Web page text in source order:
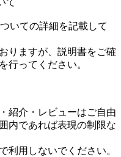
て
いての詳細を記載して
りますが、説明書をご確
行ってください。
紹介・レビューはご自由
内であれば表現の制限な
利用しないでください。